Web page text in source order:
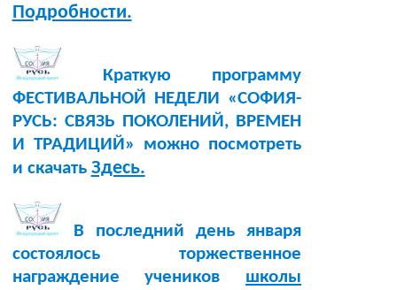
Подробности.
Краткую программу
ФЕСТИВАЛЬНОЙ НЕДЕЛИ «СОФИЯ-
РУСЬ: СВЯЗЬ ПОКОЛЕНИЙ, ВРЕМЕН
И ТРАДИЦИЙ» можно посмотреть
и скачать Здесь.
В последний день января
состоялось торжественное
награждение учеников школы